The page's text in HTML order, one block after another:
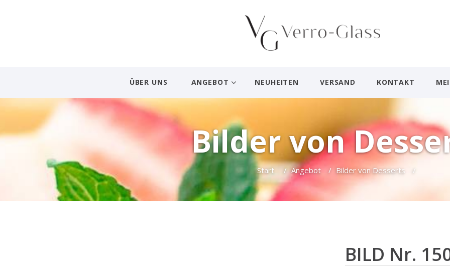
ÜBER UNS ANGEBOT NEUHEITEN VERSAND KONTAKT
Bilder von
Start / Angebot / Bilder von Desserts /
BILD Nr.